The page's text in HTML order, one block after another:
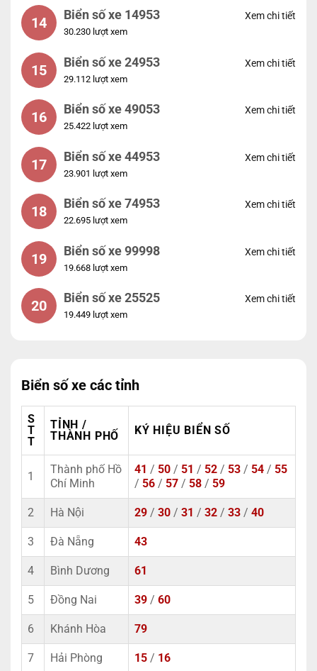
14 Biển số xe 14953
30.230 lượt xem
Xem chi tiết
15 Biển số xe 24953
29.112 lượt xem
Xem chi tiết
16 Biển số xe 49053
25.422 lượt xem
Xem chi tiết
17 Biển số xe 44953
23.901 lượt xem
Xem chi tiết
18 Biển số xe 74953
22.695 lượt xem
Xem chi tiết
19 Biển số xe 99998
19.668 lượt xem
Xem chi tiết
20 Biển số xe 25525
19.449 lượt xem
Xem chi tiết
Biển số xe các tỉnh
S
T
T
TỈNH /
THÀNH PHỐ
KÝ HIỆU BIỂN SỐ
1
Thành phố Hồ
Chí Minh
41 / 50 / 51 / 52 / 53 / 54 / 55
/ 56 / 57 / 58 / 59
2 Hà Nội 29 / 30 / 31 / 32 / 33 / 40
3 Đà Nẵng 43
4 Bình Dương 61
5 Đồng Nai 39 / 60
6 Khánh Hòa 79
7 Hải Phòng 15 / 16